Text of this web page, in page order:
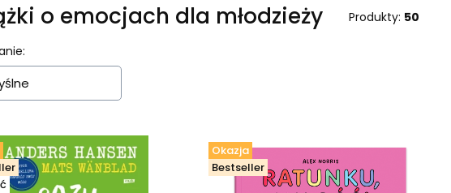
o emocjach dla młodzieży Produkty: 50
produktów
Okazja
Bestseller